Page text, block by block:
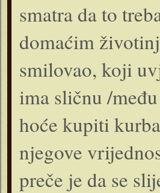
smatra da to
domaćim
smilovao, koji
ima sličnu /
hoće kupiti
njegove
preče je da se